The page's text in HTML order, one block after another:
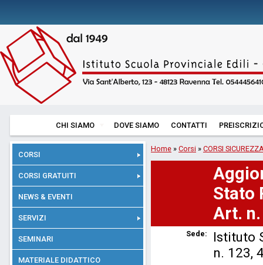
CHI SIAMO DOVE SIAMO CONTATTI
CORSI
CORSI GRATUITI
NEWS & EVENTI
SERVIZI
SEMINARI
MATERIALE DIDATTICO
Home » Corsi » CORSI
Stato
Art.
Sede:
Istituto
n. 123,